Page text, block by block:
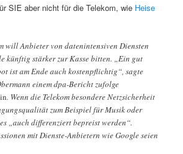
SIE aber nicht für die Telekom, wie Heise
will Anbieter von datenintensiven Diensten
künftig stärker zur Kasse bitten. „Ein gut
ist am Ende auch kostenpflichtig“, sagte
einem dpa-Bericht zufolge
. Wenn die Telekom besondere Netzsicherheit
zum Beispiel für Musik oder
„auch differenziert bepreist werden“.
mit Dienste-Anbietern wie Google seien